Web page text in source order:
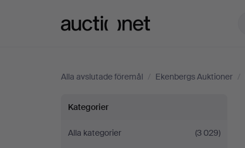
Alla avslutade föremål / Ekenbergs Auktioner /
Böcker
på
Kategorier
Alla kategorier
(3 029)